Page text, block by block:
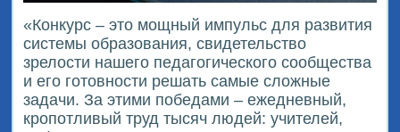
«Конкурс – это мощный импульс для развития
системы образования, свидетельство
зрелости нашего педагогического сообщества
и его готовности решать самые сложные
задачи. За этими победами – ежедневный,
кропотливый труд тысяч людей: учителей,